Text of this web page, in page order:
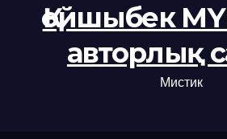
Қойшыбек
авторлық
Мистик